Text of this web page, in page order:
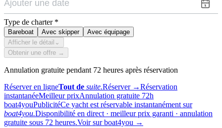
Type de charter *
Bareboat Avec skipper
Avec équipage
Afficher le détail ⌄
Obtenir une offre →
Annulation gratuite pendant 72 heures après réservation
Réserver en ligneTout de suite.Réserver →Réservation
instantanéeMeilleur prixAnnulation gratuite 72h
boat4youPublicitéCe yacht est réservable instantanément sur
boat4you.Disponibilité en direct · meilleur prix garanti · annulation
gratuite sous 72 heures.Voir sur boat4you →